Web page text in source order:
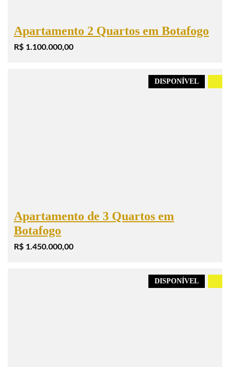
Apartamento 2 Quartos em Botafogo
R$ 1.100.000,00
DISPONÍVEL
Apartamento de 3 Quartos em
Botafogo
R$ 1.450.000,00
DISPONÍVEL